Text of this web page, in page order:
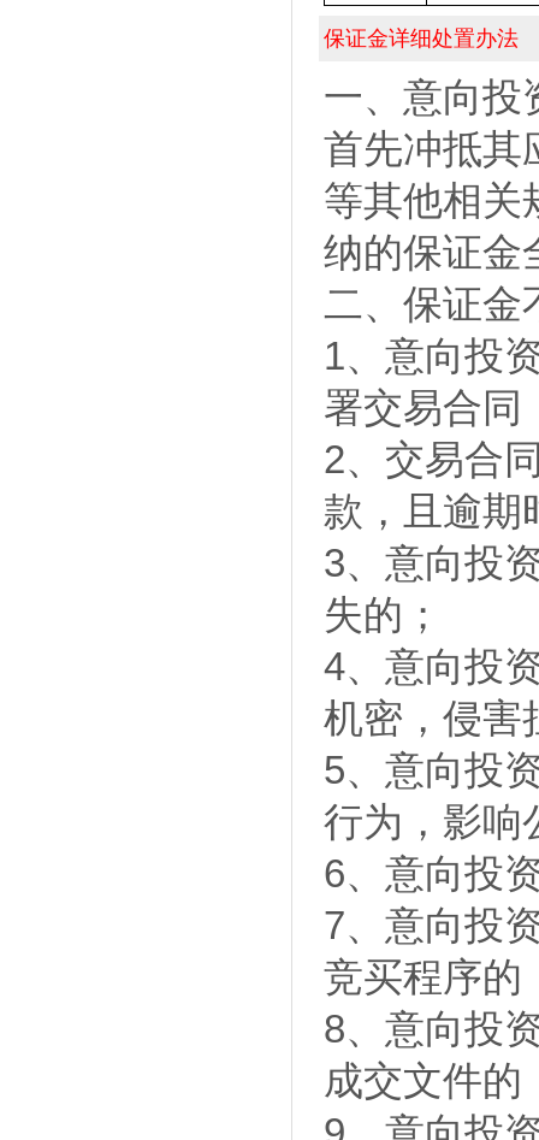
保证金详细处置办法
一、意向投
首先冲抵其
等其他相关
纳的保证金
二、保证金
1、意向投
署交易合同
2、交易合
款，且逾期
3、意向投
失的；
4、意向投
机密，侵害
5、意向投
行为，影响
6、意向投
7、意向投
竞买程序的
8、意向投
成交文件的